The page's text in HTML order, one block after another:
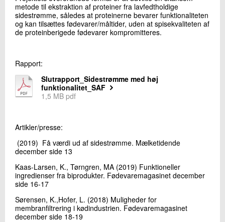
Christian Vestergaard
Faglig leder
Fødevaresikkerhed og Kvalitet
+45 72 20 14 25
Skriv til mig
metode til ekstraktion af proteiner fra lavfedtholdige
sidestrømme, således at proteinerne bevarer funktionaliteten
og kan tilsættes fødevarer/måltider, uden at spisekvaliteten af
de proteinberigede fødevarer kompromitteres.
Rapport:
Slutrapport_Sidestrømme med høj
funktionalitet_SAF
1,5 MB pdf
Artikler/presse:
(2019) Få værdi ud af sidestrømme. Mælketidende
december side 13
Kaas-Larsen, K., Tørngren, MA (2019) Funktioneller
ingredienser fra biprodukter. Fødevaremagasinet december
side 16-17
Sørensen, K.,Hofer, L. (2018) Muligheder for
membranfiltrering i kødindustrien. Fødevaremagasinet
december side 18-19